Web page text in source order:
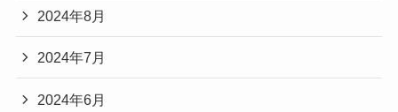
2024年8月
2024年7月
2024年6月